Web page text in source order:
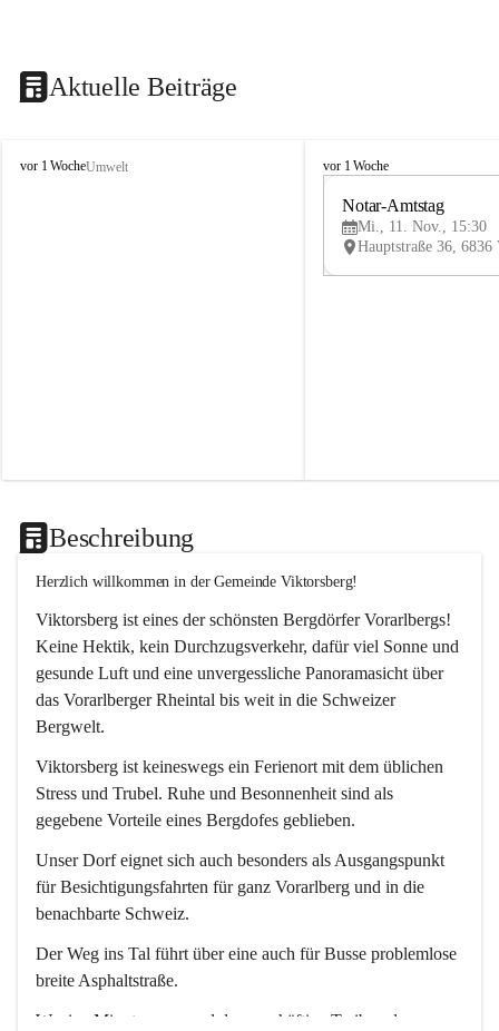
Aktuelle Beiträge
V
vor 1 WocheUmwelt
V
vor 1 Woche
Notar-Amtstag
Mi., 11. Nov., 15:30
Beschreibung
Herzlich willkommen in der Gemeinde Viktorsberg!
Viktorsberg ist eines der schönsten Bergdörfer Vorarlbergs!
Keine Hektik, kein Durchzugsverkehr, dafür viel Sonne und
gesunde Luft und eine unvergessliche Panoramasicht über
das Vorarlberger Rheintal bis weit in die Schweizer
Bergwelt.
Viktorsberg ist keineswegs ein Ferienort mit dem üblichen
Stress und Trubel. Ruhe und Besonnenheit sind als
gegebene Vorteile eines Bergdofes geblieben.
Unser Dorf eignet sich auch besonders als Ausgangspunkt
für Besichtigungsfahrten für ganz Vorarlberg und in die
benachbarte Schweiz.
Der Weg ins Tal führt über eine auch für Busse problemlose
breite Asphaltstraße.
Wenige Minuten nur, und das geschäftige Treiben der